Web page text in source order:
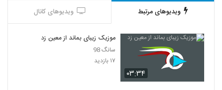
آهنگ غرور از الون(پاپ)
Amir Rashidan Divonehtar
ویدیوهای مرتبط ویدیوهای کانال
۰۳:۳۴
موزیک زیبای بماند از معین زد
سانگ 98
۱۷ بازدید